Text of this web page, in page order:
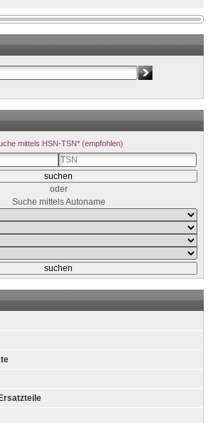
mittels HSN-TSN* (empfohlen)
oder
Suche mittels Autoname